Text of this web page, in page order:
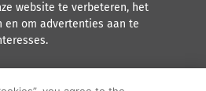
website te verbeteren, het
en om advertenties aan te
persoonsgegevens omgaat,